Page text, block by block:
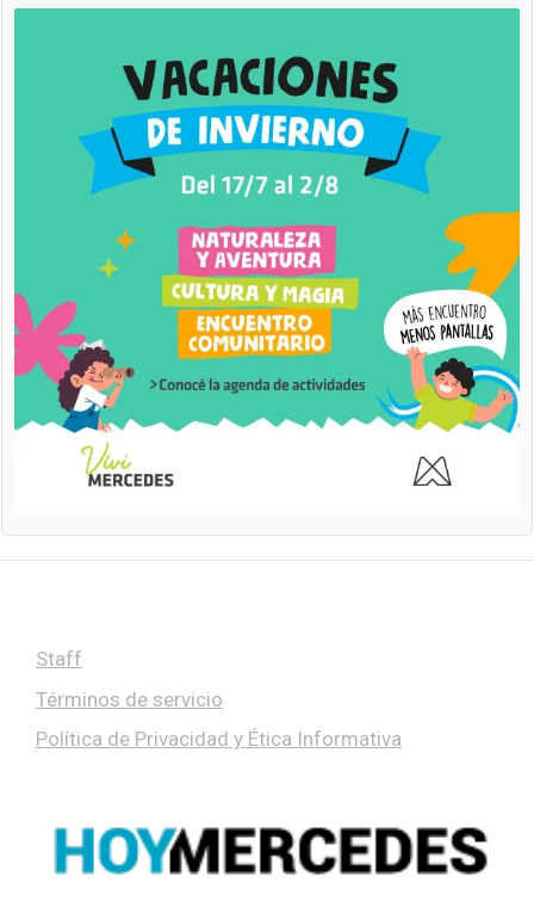
Staff
Términos de servicio
Política de Privacidad y Ética Informativa